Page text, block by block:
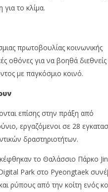
το κλίμα.
πρωτοβουλίας κοινωνικής
οθόνες για να βοηθά διεθνείς
με παγκόσμιο κοινό.
επίσης στην πράξη από
εργαζόμενοι σε 28
δραστηριοτήτων.
το Θαλάσσιο Πάρκο
Park στο Pyeongtaek
ρύπους από την κοίτη ενός